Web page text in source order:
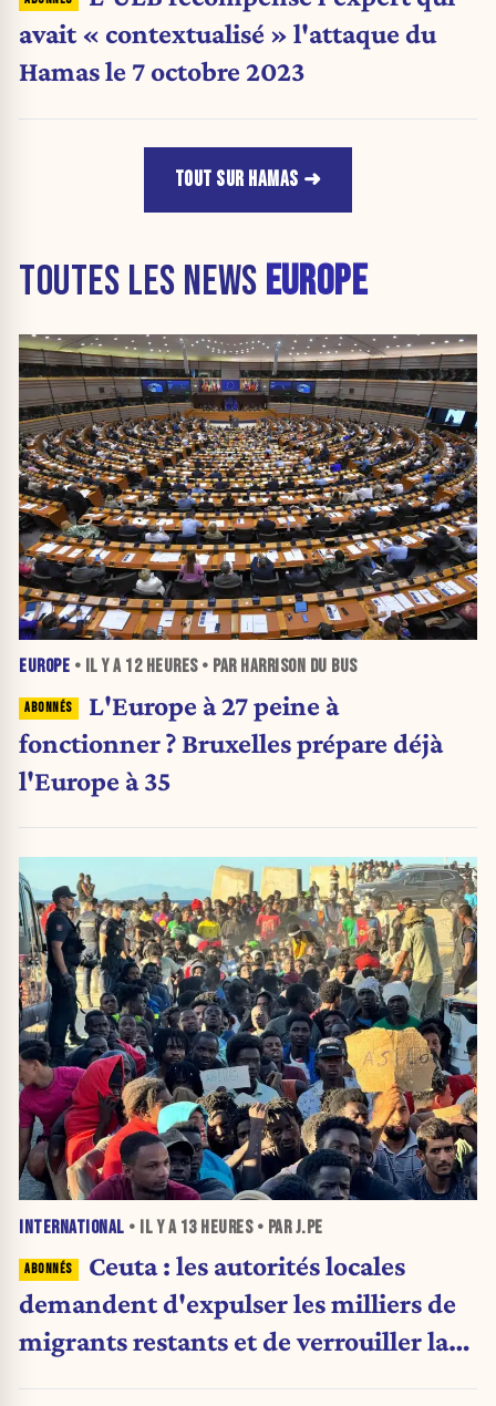
avait « contextualisé » l'attaque du
Hamas le 7 octobre 2023
TOUT SUR HAMAS
TOUTES LES NEWS EUROPE
EUROPE • IL Y A 12 HEURES• PAR HARRISON DU BUS
L'Europe à 27 peine à
fonctionner ? Bruxelles prépare déjà
l'Europe à 35
INTERNATIONAL • IL Y A 13 HEURES• PAR J.PE
Ceuta : les autorités locales
demandent d'expulser les milliers de
migrants restants et de verrouiller la